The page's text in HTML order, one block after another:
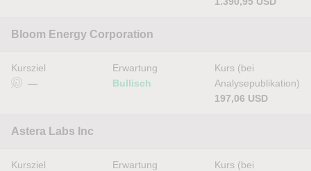
Bloom Energy Corporation
Kursziel
—
Erwartung
Bullisch
Kurs (bei
Analysepublikation)
197,06 USD
Astera Labs Inc
Kursziel
Erwartung
Kurs (bei